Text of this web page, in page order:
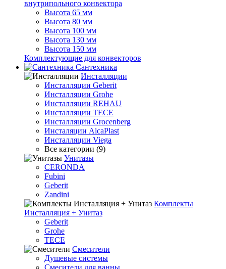
внутрипольного конвектора
Высота 65 мм
Высота 80 мм
Высота 100 мм
Высота 130 мм
Высота 150 мм
Комплектующие для конвекторов
Сантехника
Инсталляции
Инсталляции Geberit
Инсталляции Grohe
Инсталляции REHAU
Инсталляции TECE
Инсталляции Grocenberg
Инсталяции AlcaPlast
Инсталляции Viega
Все категории (9)
Унитазы
CERONDA
Fubini
Geberit
Zandini
Комплекты
Инсталляция + Унитаз
Geberit
Grohe
TECE
Смесители
Душевые системы
Смесители для ванны